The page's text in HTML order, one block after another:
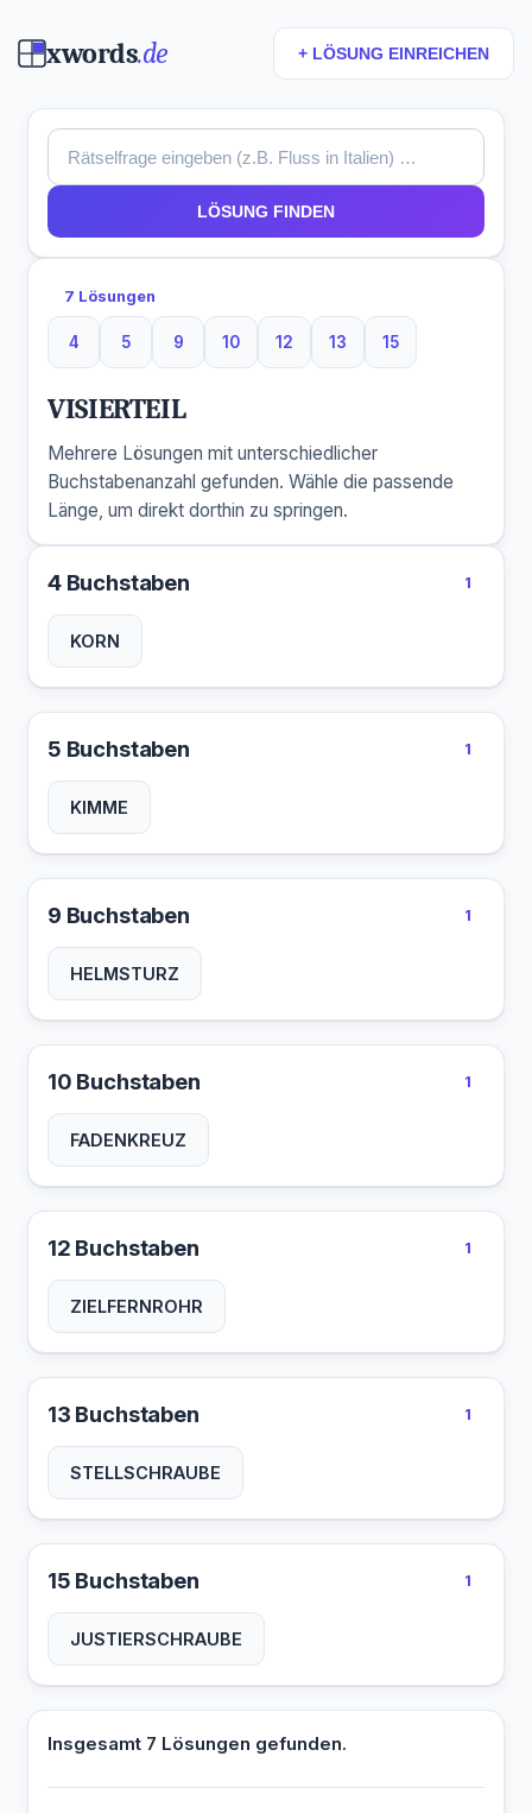
xwords.de + LÖSUNG EINREICHEN
LÖSUNG FINDEN
7 Lösungen
4
4 Buchstaben
5
5 Buchstaben
9
9 Buchstaben
10
10 Buchstaben
12
12 Buchstaben
13
13 Buchstaben
15
15 Buchstaben
VISIERTEIL
Mehrere Lösungen mit unterschiedlicher
Buchstabenanzahl gefunden. Wähle die passende
Länge, um direkt dorthin zu springen.
4 Buchstaben 1
KORN
5 Buchstaben 1
KIMME
9 Buchstaben 1
HELMSTURZ
10 Buchstaben 1
FADENKREUZ
12 Buchstaben 1
ZIELFERNROHR
13 Buchstaben 1
STELLSCHRAUBE
15 Buchstaben 1
JUSTIERSCHRAUBE
Insgesamt 7 Lösungen gefunden.